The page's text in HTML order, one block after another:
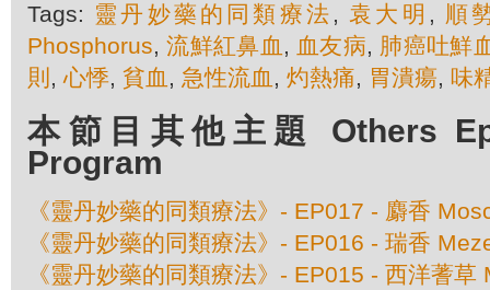
Tags: 靈丹妙藥的同類療法 ,袁大明 , 順
Phosphorus,流鮮紅鼻血 , 血友病, 肺癌吐鮮
則 ,心悸, 貧血 , 急性流血 , 灼熱痛, 胃潰瘍, 味
本節目其他主題 Others
Program
《靈丹妙藥的同類療法》- EP017 - 麝香
《靈丹妙藥的同類療法》- EP016 - 瑞香
《靈丹妙藥的同類療法》- EP015 - 西洋蓍